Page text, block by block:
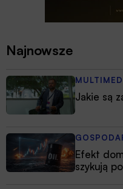
Najnowsze
Jakie są
Efekt
szykują